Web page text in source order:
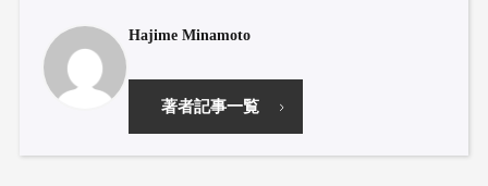
Hajime Minamoto
著者記事一覧